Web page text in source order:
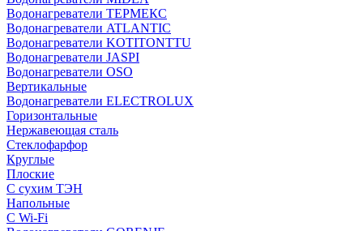
Водонагреватели ТЕРМЕКС
Водонагреватели ATLANTIC
Водонагреватели KOTITONTTU
Водонагреватели JASPI
Водонагреватели OSO
Вертикальные
Водонагреватели ELECTROLUX
Горизонтальные
Нержавеющая сталь
Стеклофарфор
Круглые
Плоские
С сухим ТЭН
Напольные
С Wi-Fi